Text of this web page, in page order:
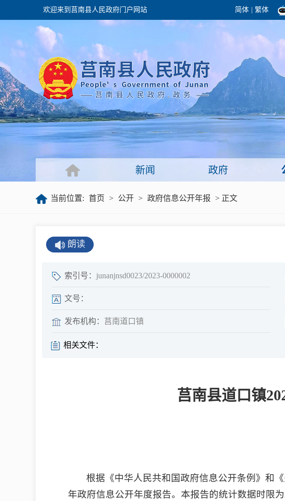
欢迎来到莒南县人民政府门户网站 简体 繁体
团结高
领导之窗 政府机构
政府会议 政府公报
政府目录 政府数
政府工作报告
公共企事业单位信 依申请
经济发展 图说莒
新闻 政府
当前位置: 首页 > 公开 > 政府信息公开年报 > 正文
朗读
索引号： junanjnsd0023/2023-0000002
文号：
发布机构： 莒南道口镇
相关文件：
莒南县道口镇
根据《中华人民共和国政府信息公开条例》和
年政府信息公开年度报告。本报告的统计数据时限